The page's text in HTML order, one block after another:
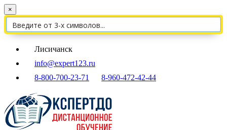
×
Лисичанск
info@expert123.ru
8-800-700-23-71
8-960-472-42-44